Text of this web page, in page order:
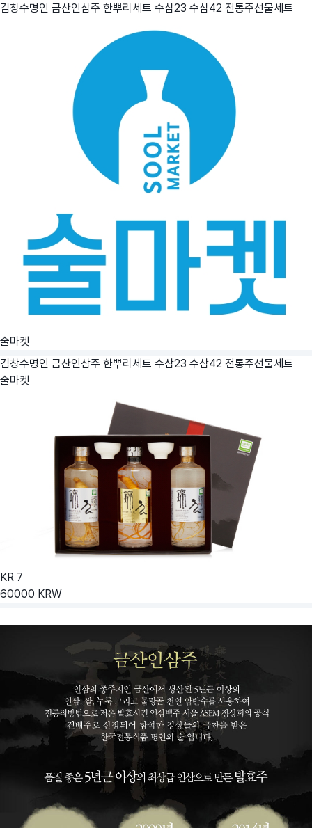
김창수명인 금산인삼주 한뿌리세트 수삼23 수삼42 전통주선물세트
술마켓
김창수명인 금산인삼주 한뿌리세트 수삼23 수삼42 전통주선물세트
술마켓
KR 7
60000 KRW